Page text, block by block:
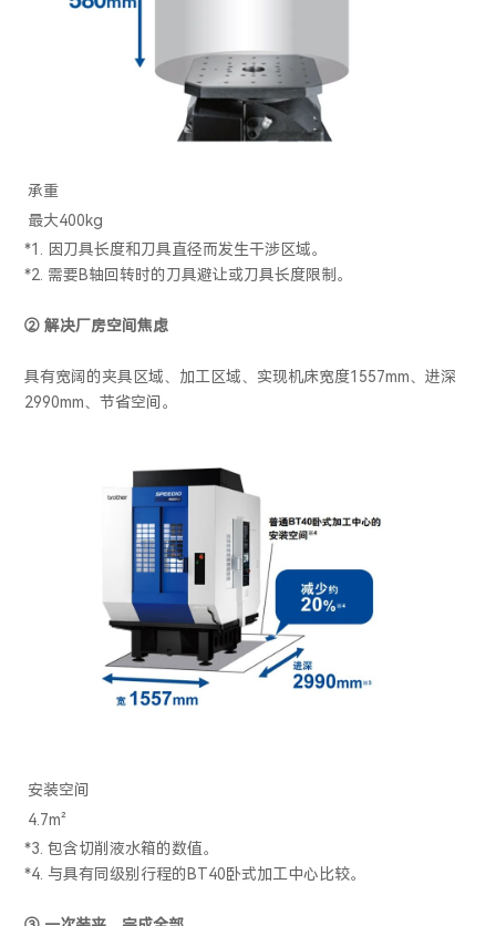
承重
最大400kg
*1. 因刀具长度和刀具直径而发生干涉区域。
*2. 需要B轴回转时的刀具避让或刀具长度限制。
② 解决厂房空间焦虑
具有宽阔的夹具区域、加工区域、实现机床宽度1557mm、进深
2990mm、节省空间。
安装空间
4.7m²
*3. 包含切削液水箱的数值。
*4. 与具有同级别行程的BT40卧式加工中心比较。